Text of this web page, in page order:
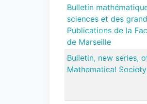
Bulletin
sciences et des
Publications de la
de Marseille
Bulletin, new series,
Mathematical Society